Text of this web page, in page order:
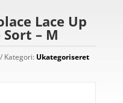
Lace Up
– M
Kategori: Ukategoriseret